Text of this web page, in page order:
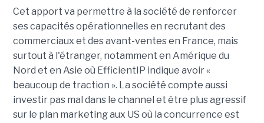
Cet apport va permettre à la société de renforcer
ses capacités opérationnelles en recrutant des
commerciaux et des avant-ventes en France, mais
surtout à l'étranger, notamment en Amérique du
Nord et en Asie où EfficientIP indique avoir «
beaucoup de traction ». La société compte aussi
investir pas mal dans le channel et être plus agressif
sur le plan marketing aux US où la concurrence est